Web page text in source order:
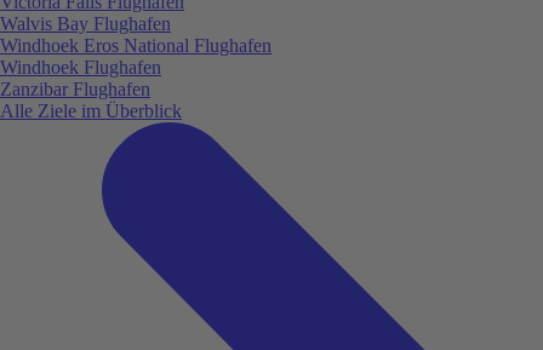
Walvis Bay Flughafen
Windhoek Eros National Flughafen
Windhoek Flughafen
Zanzibar Flughafen
Alle Ziele im Überblick